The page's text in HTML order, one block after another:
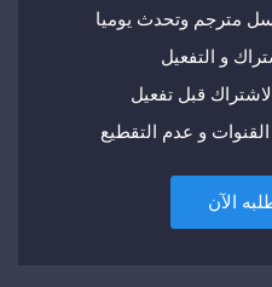
و التفعيل
قبل تفعيل
و عدم التقطيع
الآن